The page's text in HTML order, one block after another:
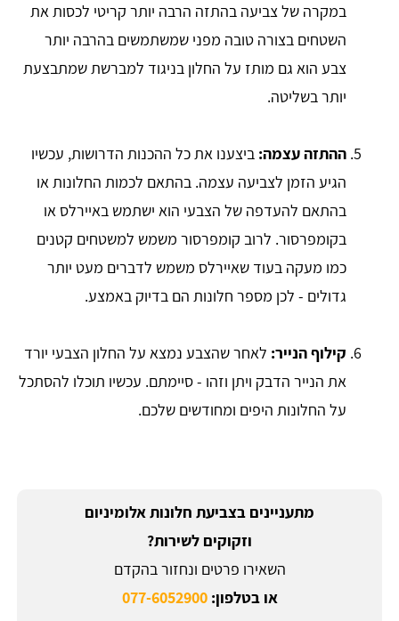
במקרה של צביעה בהתזה הרבה יותר קריטי לכסות את
השטחים בצורה טובה מפני שמשתמשים בהרבה יותר
צבע הוא גם מותז על החלון בניגוד למברשת שמתבצעת
יותר בשליטה.
ההתזה עצמה: ביצענו את כל ההכנות הדרושות, עכשיו
הגיע הזמן לצביעה עצמה. בהתאם לכמות החלונות או
בהתאם להעדפה של הצבעי הוא ישתמש באיירלס או
בקומפרסור. לרוב קומפרסור משמש למשטחים קטנים
כמו מעקה בעוד שאיירלס משמש לדברים מעט יותר
גדולים - לכן מספר חלונות הם בדיוק באמצע.
קילוף הנייר: לאחר שהצבע נמצא על החלון הצבעי יורד
את הנייר הדבק ויתן וזהו - סיימתם. עכשיו תוכלו להסתכל
על החלונות היפים ומחודשים שלכם.
מתעניינים בצביעת חלונות אלומיניום
וזקוקים לשירות?
השאירו פרטים ונחזור בהקדם
או בטלפון:077-6052900